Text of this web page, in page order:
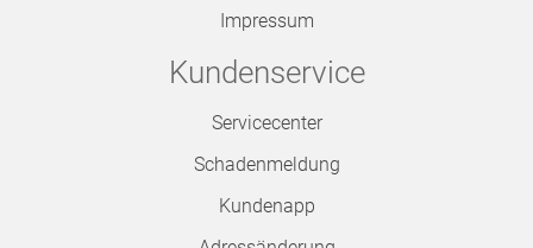
Impressum
Kundenservice
Servicecenter
Schadenmeldung
Kundenapp